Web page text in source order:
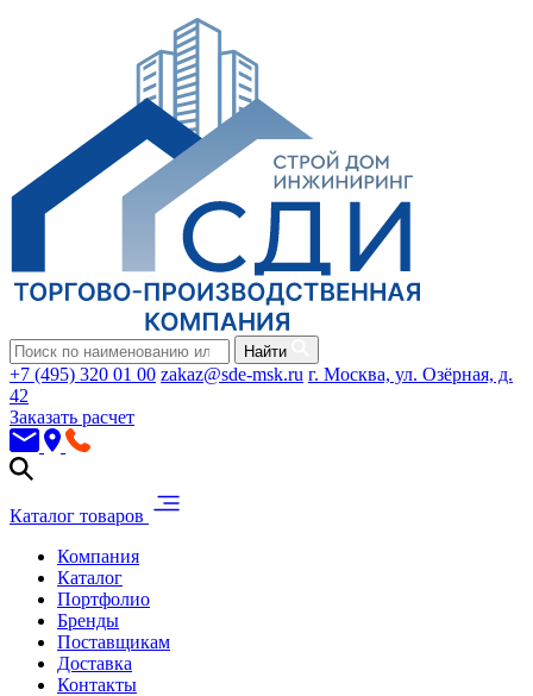
Найти
+7 (495) 320 01 00 zakaz@sde-msk.ru г. Москва, ул. Озёрная, д.
42
Заказать расчет
Каталог товаров
Компания
Каталог
Портфолио
Бренды
Поставщикам
Доставка
Контакты